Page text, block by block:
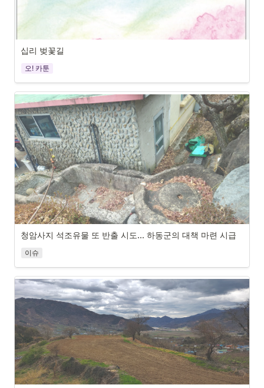
왜 철새들은 둥지를 틀지 못하고 날아갔을까? 처음에는 수달 때문인가 했다
가 순간 ‘기후 위기’란 단어가 떠올랐다. 단언할 수 없지만 그들의 생태계가
심각히 훼손된 것은 아닐까? 만약에 그렇다면 이 상황을 빨리 파악하고 대
처해야 할 절체절명의 시점이라고 생각하고 시급한 해결방안 모색에 돌입
들의 경제 논리 앞에 철새들은 생존가능성을 묻고 있다. 더 이상의 보금자리
는 없는가 하고.
문종두 기자
십리 벚꽃길
오! 카툰
청암사지 석조 유물의 모습. 그 규모가 유래를 찾아보기 힘들 정
도로 매우 커서 과거 청암사의 규모를 짐작하게 해준다. 석조 유
물의 반출도 문제지만, 제대로 된 발굴도 없었던 이곳에 얼마나
많은 유물이 묻혀 있을지 아무도 모른다.
청암면 명호리 명사마을에 있는 청암사지 대형 석조유물의 반출 시도가 또
다시 확인되었다. 하동군의 무관심 아래, 지역의 소중한 문화유산이 제대로
관리되지 못하고 있다는 지적이다. 문제가 된 석조유물은 총 3점이다.
청암사지 석조유물 또 반출 시도... 하동군의 대책 마련 시급
이슈